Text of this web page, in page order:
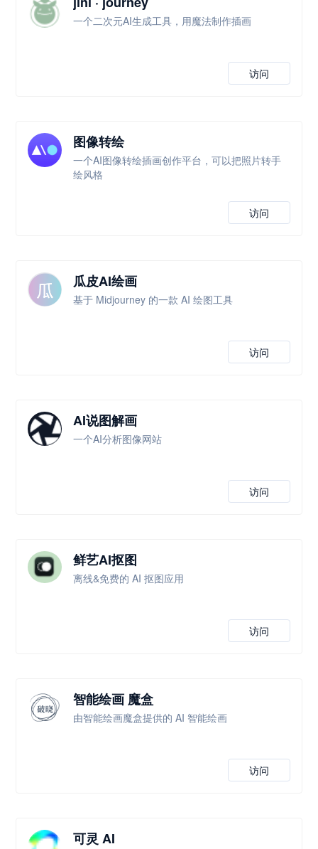
一个二次元AI生成工具，用魔法制作插画
访问
图像转绘
一个AI图像转绘插画创作平台，可以把照片转手
绘风格
访问
瓜皮AI绘画
基于 Midjourney 的一款 AI 绘图工具
访问
AI说图解画
一个AI分析图像网站
访问
鲜艺AI抠图
离线&免费的 AI 抠图应用
访问
智能绘画 魔盒
由智能绘画魔盒提供的 AI 智能绘画
访问
可灵 AI